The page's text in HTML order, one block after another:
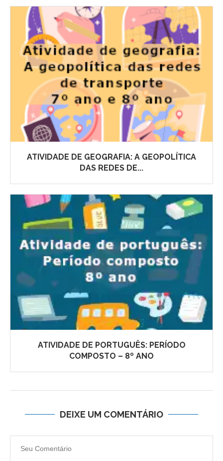
ATIVIDADE DE GEOGRAFIA: A GEOPOLÍTICA
DAS REDES DE...
ATIVIDADE DE PORTUGUÊS: PERÍODO
COMPOSTO – 8º ANO
DEIXE UM COMENTÁRIO